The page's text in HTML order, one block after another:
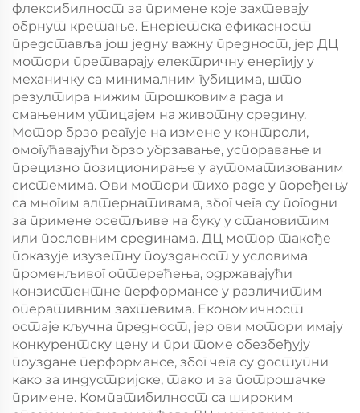
флексибилност за примене које захтевају
обрнут кретање. Енергетска ефикасност
представља још једну важну предност, јер ДЦ
мотори претварају електричну енергију у
механичку са минималним губицима, што
резултира нижим трошковима рада и
смањеним утицајем на животну средину.
Мотор брзо реагује на измене у контроли,
омогућавајући брзо убрзавање, успоравање и
прецизно позиционирање у аутоматизованим
системима. Ови мотори тихо раде у поређењу
са многим алтернативама, због чега су погодни
за примене осетљиве на буку у становитим
или пословним срединама. ДЦ мотор такође
показује изузетну поузданост у условима
променљивог оптерећења, одржавајући
конзистентне перформансе у различитим
оперативним захтевима. Економичност
остаје кључна предност, јер ови мотори имају
конкурентску цену и при томе обезбеђују
поуздане перформансе, због чега су доступни
како за индустријске, тако и за потрошачке
примене. Компатибилност са широким